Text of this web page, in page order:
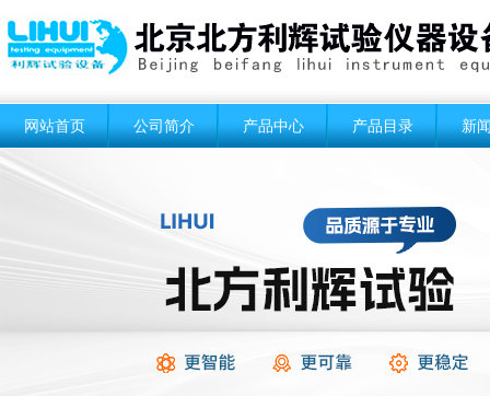
网站首页 公司简介 产品中心 产品目录 新